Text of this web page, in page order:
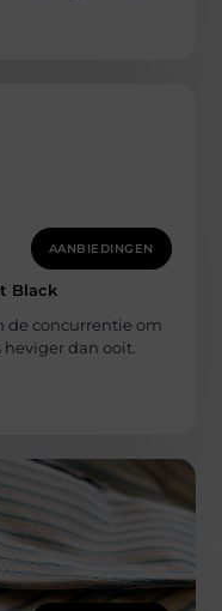
AANBIEDINGEN
Black
de concurrentie om
dan ooit.